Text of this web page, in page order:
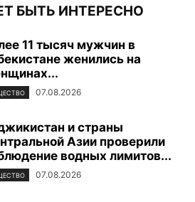
БЫТЬ ИНТЕРЕСНО
11 тысяч мужчин в
женились на
07.08.2026
и страны
Азии проверили
водных лимитов...
07.08.2026